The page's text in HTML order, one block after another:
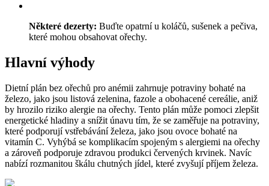
Některé dezerty: Buďte opatrní u koláčů, sušenek a pečiva,
které mohou obsahovat ořechy.
Hlavní výhody
Dietní plán bez ořechů pro anémii zahrnuje potraviny bohaté na
železo, jako jsou listová zelenina, fazole a obohacené cereálie, aniž
by hrozilo riziko alergie na ořechy. Tento plán může pomoci zlepšit
energetické hladiny a snížit únavu tím, že se zaměřuje na potraviny,
které podporují vstřebávání železa, jako jsou ovoce bohaté na
vitamín C. Vyhýbá se komplikacím spojeným s alergiemi na ořechy
a zároveň podporuje zdravou produkci červených krvinek. Navíc
nabízí rozmanitou škálu chutných jídel, které zvyšují příjem železa.